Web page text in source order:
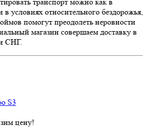
в условиях относительного бездорожья,
помогут преодолеть неровности
магазин совершаем доставку в
СНГ.
S3
цену!